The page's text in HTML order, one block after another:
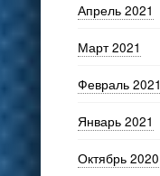
Апрель 2021
Март 2021
Февраль 2021
Январь 2021
Октябрь 2020